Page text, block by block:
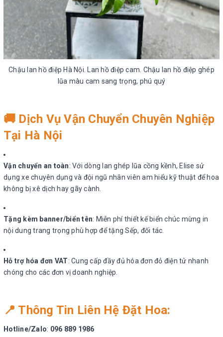
Chậu lan hồ điệp Hà Nội. Lan hồ điệp cam. Chậu lan hồ điệp ghép
lũa màu cam sang trọng, phú quý
🚚 Dịch Vụ Vận Chuyển Chuyên Nghiệp
Tại Hà Nội
Vận chuyển an toàn: Với dòng lan ghép lũa cồng kềnh, Elise sử
dụng xe chuyên dụng và đội ngũ nhân viên am hiểu kỹ thuật để hoa
không bị xê dịch hay gãy cành.
Tặng kèm banner/biển tên: Miễn phí thiết kế biển chúc mừng in
nội dung trang trọng phù hợp để tặng Sếp, đối tác.
Hỗ trợ hóa đơn VAT: Cung cấp đầy đủ hóa đơn đỏ điện tử nhanh
chóng cho các đơn vị doanh nghiệp.
📍 Thông Tin Liên Hệ Đặt Hoa:
Hotline/Zalo: 096 889 1986